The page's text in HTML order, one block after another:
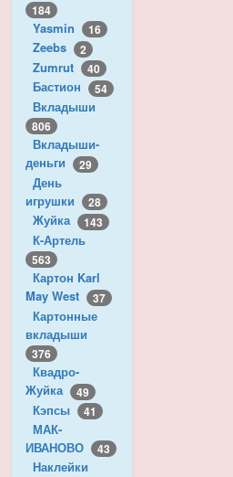
184
Yasmin 16
Zeebs 2
Zumrut 40
Бастион 54
Вкладыши
806
Вкладыши-
деньги
29
День
игрушки
28
Жуйка 143
К-Артель
563
Картон Karl
May West
37
Картонные
вкладыши
376
Квадро-
Жуйка
49
Кэпсы 41
МАК-
ИВАНОВО
43
Наклейки